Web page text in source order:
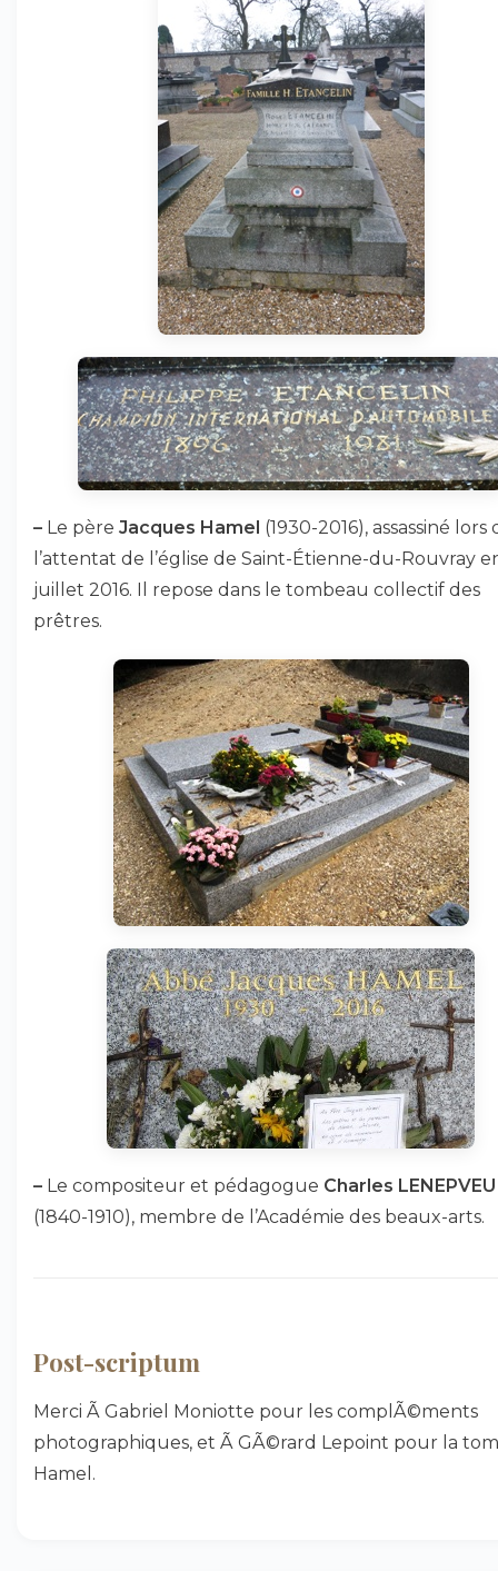
– Le père Jacques Hamel (1930-2016), assassiné lors
l’attentat de l’église de Saint-Étienne-du-Rouvray
juillet 2016. Il repose dans le tombeau collectif des
prêtres.
– Le compositeur et pédagogue Charles LENEPVEU
(1840-1910), membre de l’Académie des beaux-arts.
Post-scriptum
Merci Ã Gabriel Moniotte pour les complÃ©ments
photographiques, et Ã GÃ©rard Lepoint pour la
Hamel.